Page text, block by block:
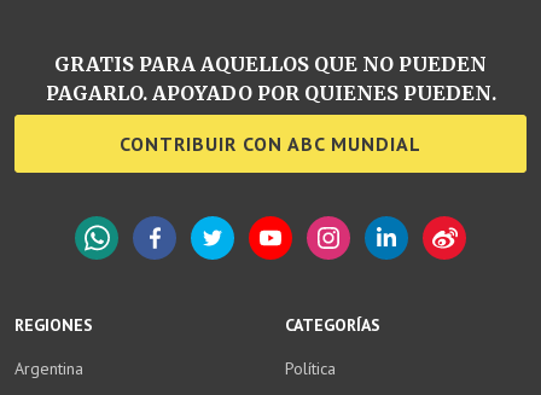
REGIONES
Argentina
CATEGORÍAS
Política
GRATIS PARA AQUELLOS QUE NO PUEDEN
PAGARLO. APOYADO POR QUIENES PUEDEN.
CONTRIBUIR CON ABC MUNDIAL